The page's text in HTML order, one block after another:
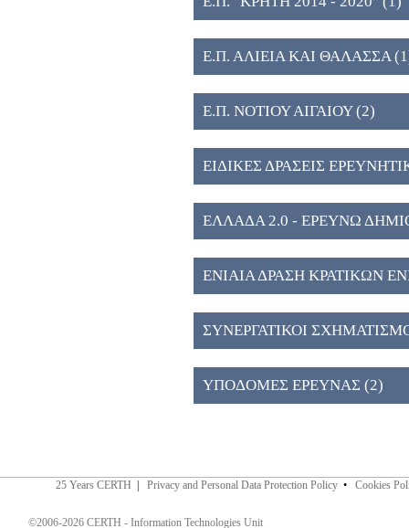
Ε.Π. ΑΛΙΕΙΑ ΚΑΙ ΘΑΛΑΣΣΑ
Ε.Π. ΝΟΤΙΟΥ ΑΙΓΑΙΟΥ (2)
ΕΙΔΙΚΕΣ ΔΡΑΣΕΙΣ
ΕΛΛΑΔΑ 2.0 - ΕΡΕΥΝΩ
ΕΝΙΑΙΑ ΔΡΑΣΗ ΚΡΑΤΙΚΩΝ
ΑΝΑΠΤΥΞΗΣ &
ΣΥΝΕΡΓΑΤΙΚΟΙ
ΠΡΟΣΚΛΗΣΗ 026ΚΕ (2)
ΥΠΟΔΟΜΕΣ ΕΡΕΥΝΑΣ (2)
25 Years CERTH Privacy and Personal Data Protection Policy • Cookies
©2006-2026 CERTH - Information Technologies Unit